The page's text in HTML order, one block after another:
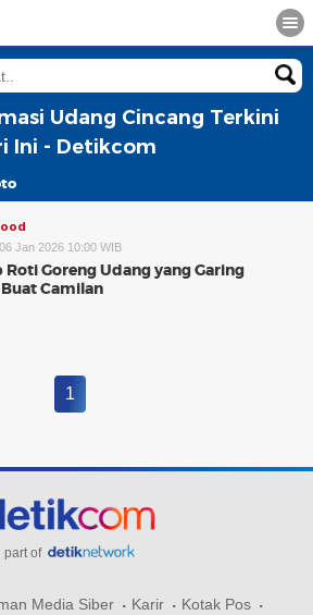
Udang Cincang Terkini
Ini - Detikcom
Jan 2026 10:00 WIB
Roti Goreng Udang yang Garing
Camilan
1
part of
Media Siber Karir
Kotak Pos